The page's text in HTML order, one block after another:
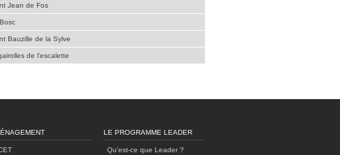
Jean de Fos
Bauzille de la Sylve
de l'escalette
LE PROGRAMME LEADER
Qu'est-ce que Leader ?